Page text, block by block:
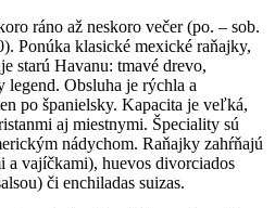
ráno až neskoro večer (po. – sob.
Ponúka klasické mexické raňajky,
starú Havаnu: tmavé drevo,
legend. Obsluha je rýchla a
po španielsky. Kapacita je veľká,
aj miestnymi. Špeciality sú
nádychom. Raňajky zahŕňajú
a vajíčkami), huevos divorciados
či enchiladas suizas.